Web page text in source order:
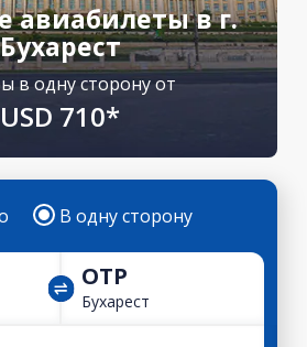
авиабилеты в г.
Бухарест
в одну сторону от
USD 710*
В одну сторону
OTP
Бухарест